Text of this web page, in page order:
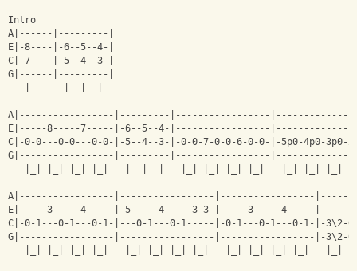
Intro
A|------|---------|
E|-8----|-6--5--4-|
C|-7----|-5--4--3-|
G|------|---------|
A|-----------------|---------|-----------------
E|-----8-----7-----|-6--5--4-|-----------------
C|-0-0---0-0---0-0-|-5--4--3-|-0-0-7-0-0-6-0-0-|-5p0-4p0-3p0-
G|-----------------|---------|-----------------
A|-----------------|-----------------|-----------------
E|-----3-----4-----|-5-----4-----3-3-|-----3-----4-----
C|-0-1---0-1---0-1-|---0-1---0-1-----|-0-1---0-1---0-1-|-3\2-
G|-----------------|-----------------|-----------------|-3\2-0-